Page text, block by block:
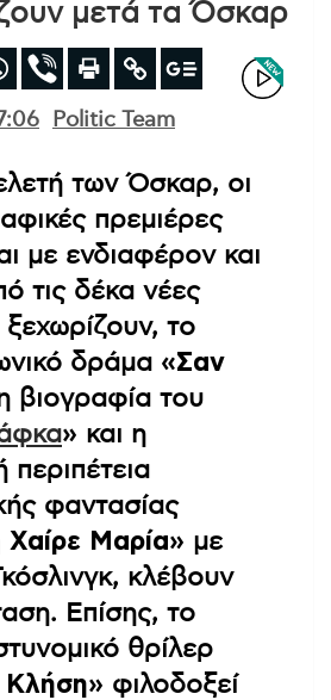
μετά τα Όσκαρ
Politic Team
των Όσκαρ, οι
πρεμιέρες
με ενδιαφέρον και
τις δέκα νέες
ξεχωρίζουν, το
δράμα «Σαν
βιογραφία του
» και η
περιπέτεια
φαντασίας
Μαρία» με
κλέβουν
Επίσης, το
θρίλερ
Κλήση» φιλοδοξεί